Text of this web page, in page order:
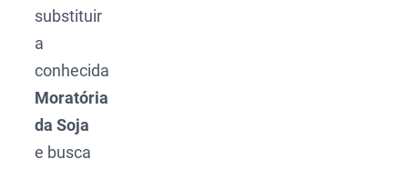
substituir
a
conhecida
Moratória
da Soja
e busca